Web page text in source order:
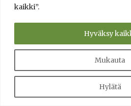
kaikki”.
Mukauta
Hylätä
Hyväksy
kuutisenkymmentä
robotteja. Kuvissa
robotteja on hyödynnetty
Automatisaatio on
mukaan yrityksen eräs